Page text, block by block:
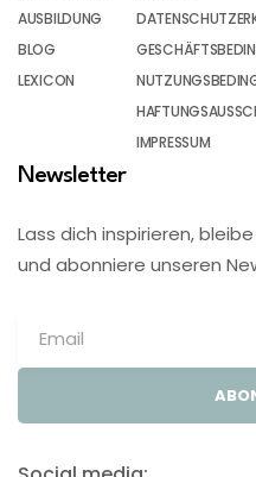
AUSBILDUNG
BLOG
LEXICON
IMPRESSUM
Newsletter
Lass dich inspirieren,
und abonniere unseren